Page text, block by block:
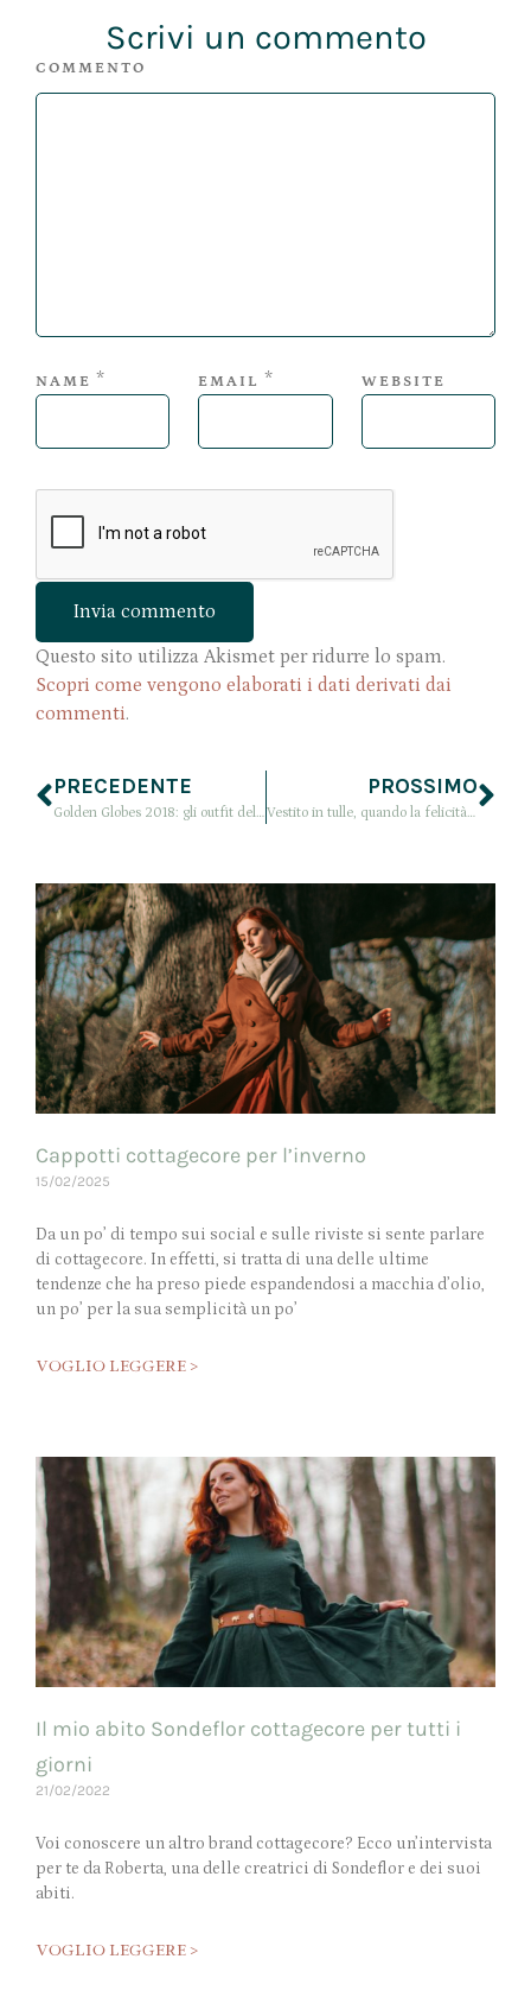
Scrivi un commento
COMMENTO
NAME * EMAIL * WEBSITE
Questo sito utilizza Akismet per ridurre lo spam.
Scopri come vengono elaborati i dati derivati dai
commenti.
PRECEDENTE
Golden Globes 2018: gli outfit delle star in nero. Look vincitori per stile
PROSSIMO
Vestito in tulle, quando la felicità è alle stelle e altre cose belle del 2018
Cappotti cottagecore per l’inverno
15/02/2025
Da un po’ di tempo sui social e sulle riviste si sente parlare
di cottagecore. In effetti, si tratta di una delle ultime
tendenze che ha preso piede espandendosi a macchia d’olio,
un po’ per la sua semplicità un po’
VOGLIO LEGGERE >
Il mio abito Sondeflor cottagecore per tutti i
giorni
21/02/2022
Voi conoscere un altro brand cottagecore? Ecco un’intervista
per te da Roberta, una delle creatrici di Sondeflor e dei suoi
abiti.
VOGLIO LEGGERE >